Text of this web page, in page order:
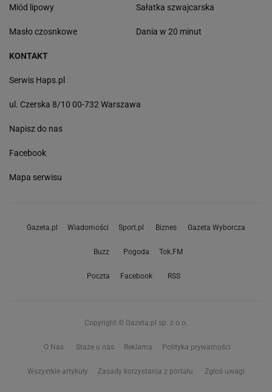
Miód lipowy
Masło czosnkowe
Sałatka szwajcarska
Dania w 20 minut
KONTAKT
Serwis Haps.pl
ul. Czerska 8/10 00-732 Warszawa
Napisz do nas
Facebook
Mapa serwisu
Gazeta.pl Wiadomości Sport.pl Biznes Gazeta Wyborcza
Buzz Pogoda Tok.FM
Poczta Facebook RSS
Copyright © Gazeta.pl sp. z o.o.
O Nas Staże u nas Reklama Polityka prywatności
Wszystkie artykuły Zasady korzystania z portalu Zgłoś uwagi